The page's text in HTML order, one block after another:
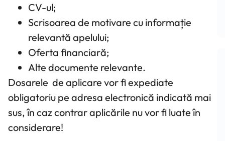
CV-ul;
Scrisoarea de motivare cu informație
relevantă apelului;
Oferta financiară;
Alte documente relevante.
Dosarele de aplicare vor fi expediate
obligatoriu pe adresa electronică indicată mai
sus, în caz contrar aplicările nu vor fi luate în
considerare!